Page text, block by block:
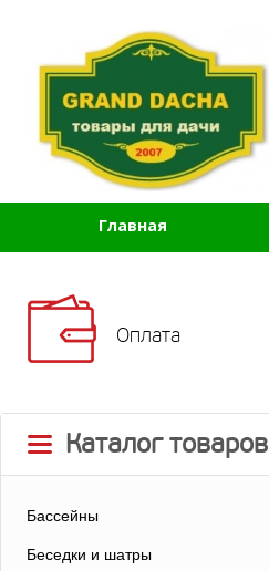
Главная
Оплата
Каталог товаров
Бассейны
Беседки и шатры